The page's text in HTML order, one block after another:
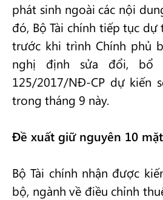
phát sinh ngoài các nội
đó, Bộ Tài chính tiếp tục
trước khi trình Chính phủ
nghị định sửa đổi, bổ
125/2017/NĐ-CP dự kiến
trong tháng 9 này.
Đề xuất giữ nguyên 10
Bộ Tài chính nhận được
bộ, ngành về điều chỉnh